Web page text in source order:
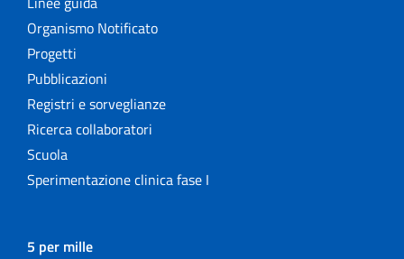
Organismo Notificato
Progetti
Pubblicazioni
Registri e sorveglianze
Ricerca collaboratori
Scuola
Sperimentazione clinica fase I
5 per mille